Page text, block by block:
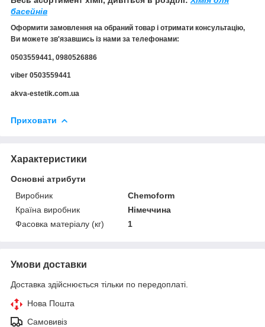
басейнів
Оформити замовлення на обраний товар і отримати консультацію,
Ви можете зв'язавшись із нами за телефонами:
0503559441, 0980526886
viber 0503559441
akva-estetik.com.ua
Приховати
Характеристики
Основні атрибути
Виробник
Chemoform
Країна виробник
Німеччина
Фасовка матеріалу (кг)
1
Умови доставки
Доставка здійснюється тільки по передоплаті.
Нова Пошта
Самовивіз